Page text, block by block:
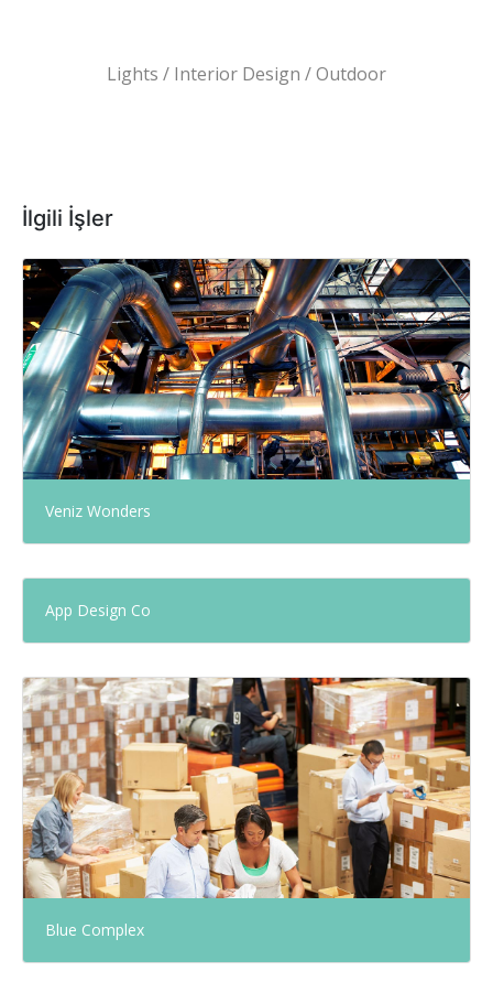
Lights / Interior Design / Outdoor
İlgili İşler
Veniz Wonders
App Design Co
Blue Complex